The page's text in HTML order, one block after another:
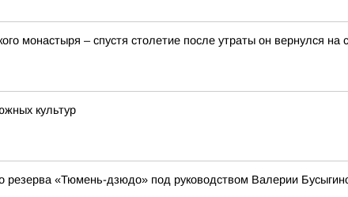
монастыря – спустя столетие после утраты он вернулся на
культур
резерва «Тюмень-дзюдо» под руководством Валерии